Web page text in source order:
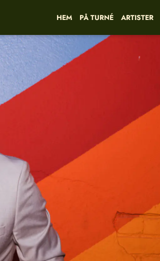
HEM PÅ TURNÉ ARTISTER